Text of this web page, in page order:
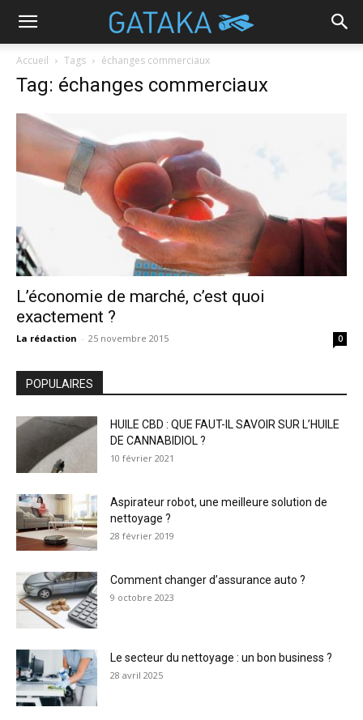
Accueil Tags échanges commerciaux
Tag: échanges commerciaux
L’économie de marché, c’est quoi
exactement ?
La rédaction - 25 novembre 2015 0
POPULAIRES
HUILE CBD : QUE FAUT-IL SAVOIR SUR L’HUILE
DE CANNABIDIOL ?
10 février 2021
Aspirateur robot, une meilleure solution de
nettoyage ?
28 février 2019
Comment changer d’assurance auto ?
9 octobre 2023
Le secteur du nettoyage : un bon business ?
28 avril 2025